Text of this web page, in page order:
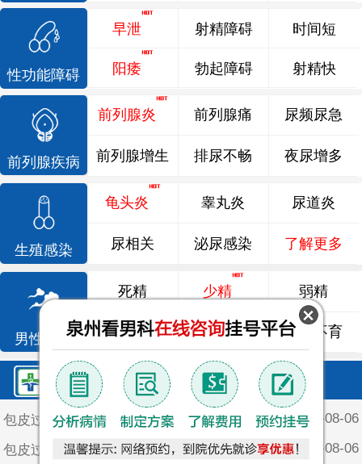
性功能障碍
早泄
阳痿
射精障碍
勃起障碍
时间短
射精快
前列腺疾病
前列腺炎 前列腺痛 尿频尿急
前列腺增生 排尿不畅 夜尿增多
生殖感染
龟头炎 睾丸炎 尿道炎
尿相关 泌尿感染 了解更多
男性不育
死精 少精 弱精
精液异常 精子畸形 男性不育
鲤泉·最新文章
包皮过长对女性有什么危害 2026-08-06
包皮过长对女性有什么危害？ 2026-08-06